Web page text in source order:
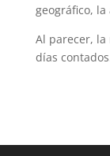
geográfico,
Al parecer,
días